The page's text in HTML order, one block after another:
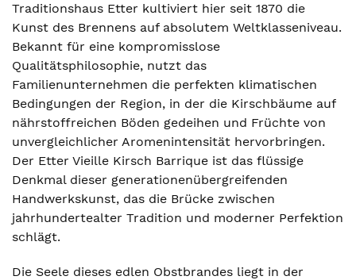
Traditionshaus Etter kultiviert hier seit 1870 die
Kunst des Brennens auf absolutem Weltklasseniveau.
Bekannt für eine kompromisslose
Qualitätsphilosophie, nutzt das
Familienunternehmen die perfekten klimatischen
Bedingungen der Region, in der die Kirschbäume auf
nährstoffreichen Böden gedeihen und Früchte von
unvergleichlicher Aromenintensität hervorbringen.
Der Etter Vieille Kirsch Barrique ist das flüssige
Denkmal dieser generationenübergreifenden
Handwerkskunst, das die Brücke zwischen
jahrhundertealter Tradition und moderner Perfektion
schlägt.
Die Seele dieses edlen Obstbrandes liegt in der